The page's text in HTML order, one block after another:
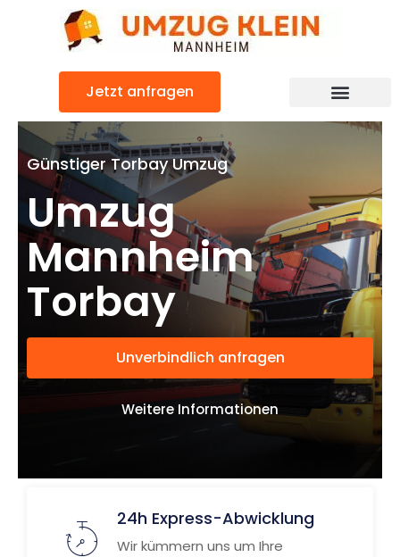
Jetzt anfragen
Günstiger Torbay Umzug
Umzug
Mannheim
Torbay
Unverbindlich anfragen
Weitere Informationen
24h Express-Abwicklung
Wir kümmern uns um Ihre